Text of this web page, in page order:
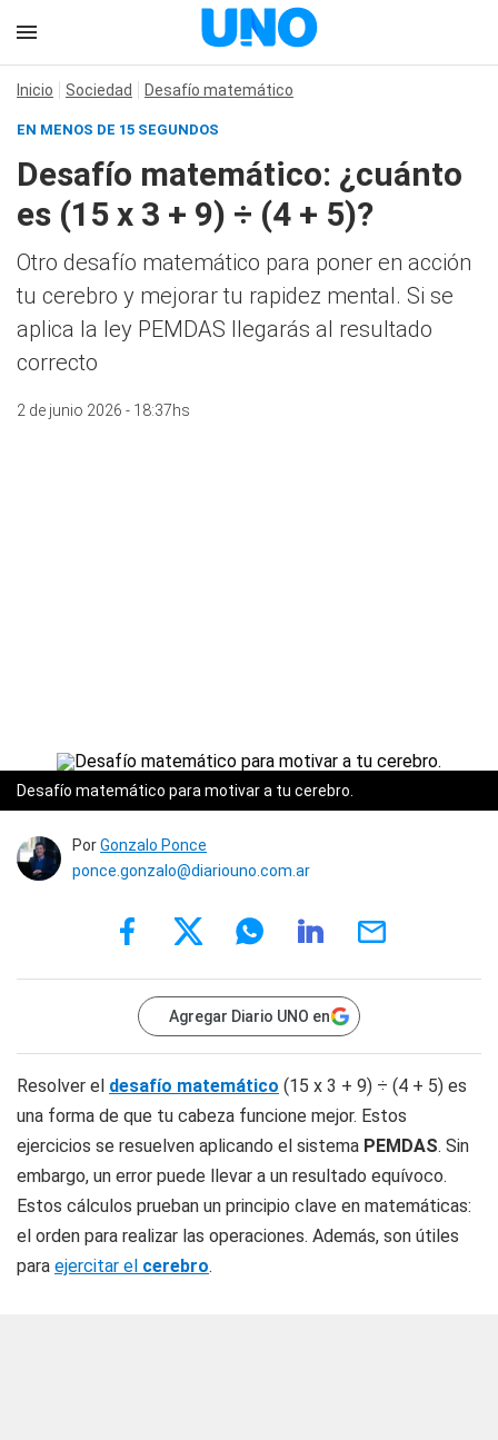
Inicio Sociedad Desafío matemático
EN MENOS DE 15 SEGUNDOS
Desafío matemático: ¿cuánto
es (15 x 3 + 9) ÷ (4 + 5)?
Otro desafío matemático para poner en acción
tu cerebro y mejorar tu rapidez mental. Si se
aplica la ley PEMDAS llegarás al resultado
correcto
2 de junio 2026 - 18:37hs
Desafío matemático para motivar a tu cerebro.
PorGonzalo Ponce
ponce.gonzalo@diariouno.com.ar
Agregar Diario UNO en
Resolver el desafío matemático (15 x 3 + 9) ÷ (4 + 5) es
una forma de que tu cabeza funcione mejor. Estos
ejercicios se resuelven aplicando el sistema PEMDAS. Sin
embargo, un error puede llevar a un resultado equívoco.
Estos cálculos prueban un principio clave en matemáticas:
el orden para realizar las operaciones. Además, son útiles
para ejercitar el cerebro.